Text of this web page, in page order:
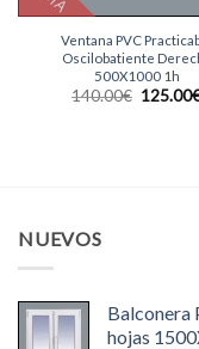
Ventana PVC
Oscilobatiente
500X1000 1h
140.00€ El
125.00
NUEVOS
Balconera
hojas